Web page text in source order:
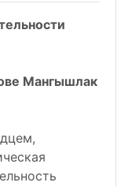
Мангышлак